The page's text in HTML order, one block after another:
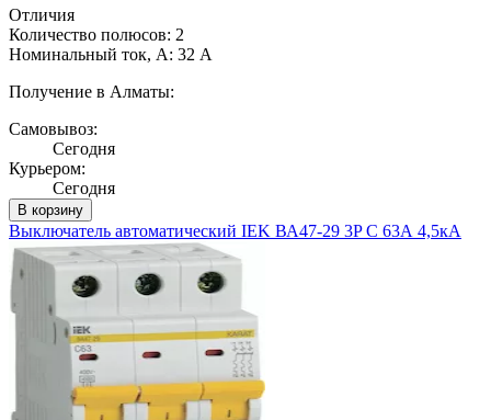
Отличия
Количество полюсов: 2
Номинальный ток, А: 32 А
Получение в Алматы:
Самовывоз:
Сегодня
Курьером:
Сегодня
В корзину
Выключатель автоматический IEK ВА47-29 3P C 63А 4,5кА